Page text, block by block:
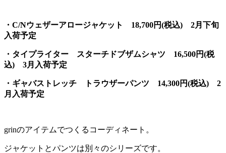
・C/Nウェザーアロージャケット 18,700円(税込) 2月下旬
入荷予定
・タイプライター スターチドブザムシャツ 16,500円(税
込) 3月入荷予定
・ギャバストレッチ トラウザーパンツ 14,300円(税込) 2
月入荷予定
grinのアイテムでつくるコーディネート。
ジャケットとパンツは別々のシリーズです。